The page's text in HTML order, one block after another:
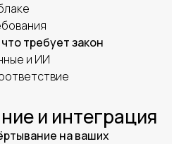
требует закон
и ИИ
и интеграция
на ваших